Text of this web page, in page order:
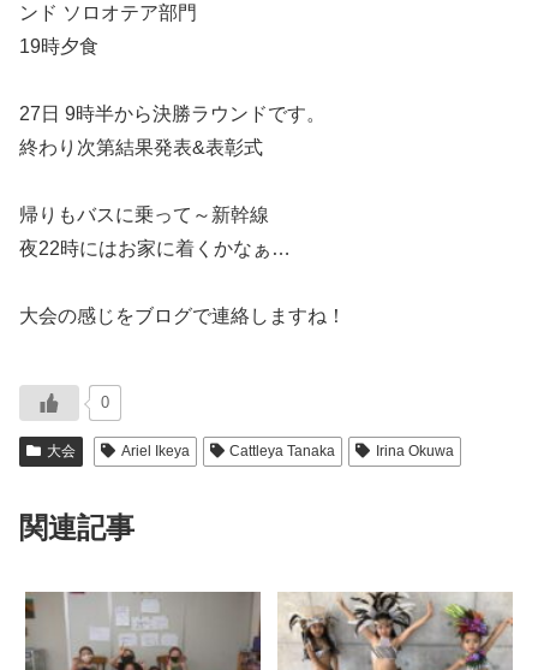
ンド ソロオテア部門
19時夕食
27日 9時半から決勝ラウンドです。
終わり次第結果発表&表彰式
帰りもバスに乗って～新幹線
夜22時にはお家に着くかなぁ…
大会の感じをブログで連絡しますね！
0
大会 Ariel Ikeya Cattleya Tanaka Irina Okuwa
関連記事